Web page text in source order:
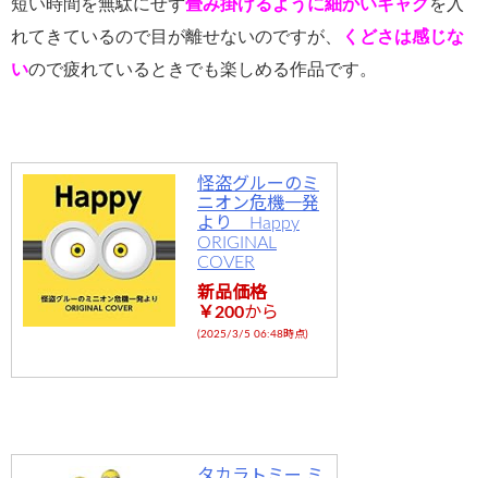
れてきているので目が離せないのですが、
くどさは感じな
いので疲れているときでも楽しめる作品です。
怪盗グルーのミ
ニオン危機一発
より Happy
ORIGINAL
COVER
新品価格
￥200から
(2025/3/5 06:48時点)